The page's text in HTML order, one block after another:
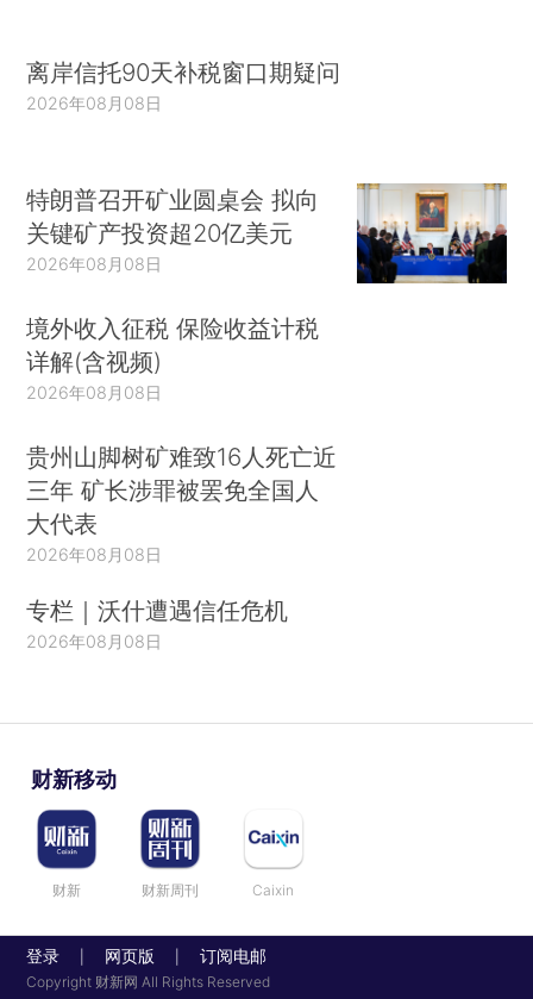
离岸信托90天补税窗口期疑问
2026年08月08日
特朗普召开矿业圆桌会 拟向
关键矿产投资超20亿美元
2026年08月08日
境外收入征税 保险收益计税
详解(含视频)
2026年08月08日
贵州山脚树矿难致16人死亡近
三年 矿长涉罪被罢免全国人
大代表
2026年08月08日
专栏｜沃什遭遇信任危机
2026年08月08日
财新移动
财新 财新周刊 Caixin
登录 网页版 订阅电邮
Copyright 财新网 All Rights Reserved